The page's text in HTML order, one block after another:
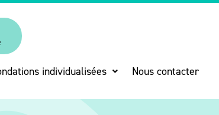
individualisées Nous contacter